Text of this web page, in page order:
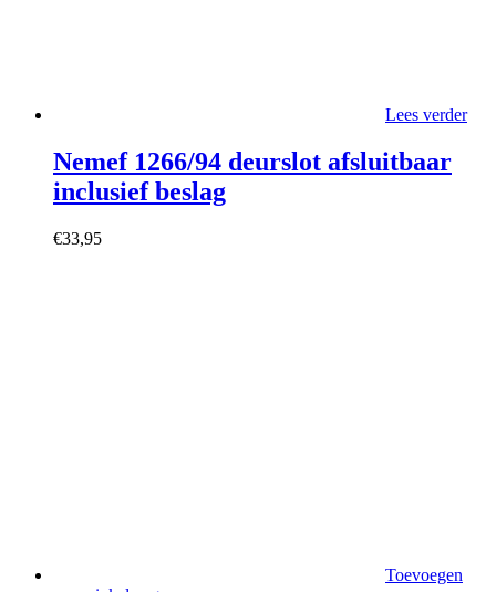
Lees verder
Nemef 1266/94 deurslot afsluitbaar
inclusief beslag
€33,95
Toevoegen